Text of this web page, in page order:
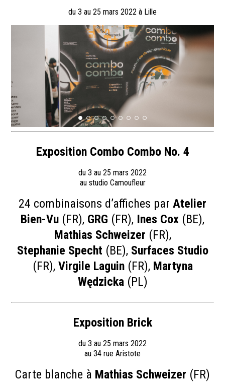
du 3 au 25 mars 2022 à Lille
Exposition Combo Combo No. 4
du 3 au 25 mars 2022
au studio Camoufleur
24 combinaisons d’affiches par Atelier
Bien-Vu (FR), GRG (FR), Ines Cox (BE),
Mathias Schweizer (FR),
Stephanie Specht (BE), Surfaces Studio
(FR), Virgile Laguin(FR), Martyna
Wędzicka(PL)
Exposition Brick
du 3 au 25 mars 2022
au 34 rue Aristote
Carte blanche à Mathias Schweizer (FR)